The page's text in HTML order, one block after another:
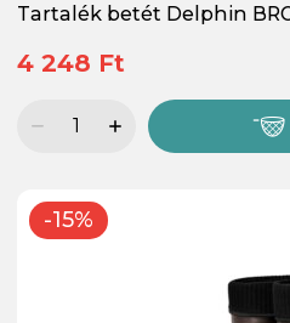
Tartalék betét Delphin
4 248 Ft
-15%